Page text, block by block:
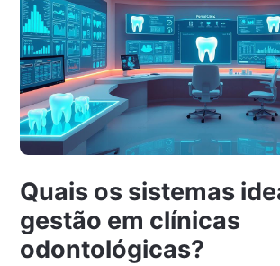
Quais os sistemas
gestão em clínicas
odontológicas?